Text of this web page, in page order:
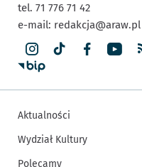
tel. 71 776 71 42
e-mail: redakcja@araw.pl
Aktualności
Wydział Kultury
Polecamy